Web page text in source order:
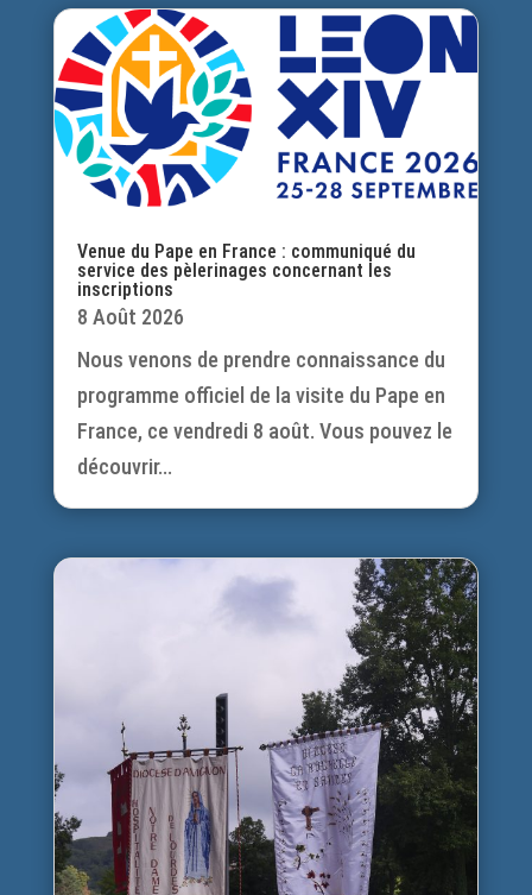
Venue du Pape en France : communiqué du
service des pèlerinages concernant les
inscriptions
8 Août 2026
Nous venons de prendre connaissance du
programme officiel de la visite du Pape en
France, ce vendredi 8 août. Vous pouvez le
découvrir...